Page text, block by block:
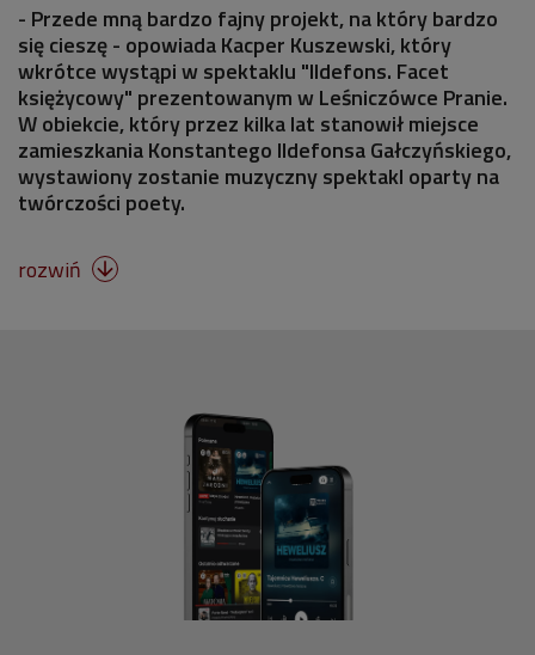
- Przede mną bardzo fajny projekt, na który bardzo
się cieszę - opowiada Kacper Kuszewski, który
wkrótce wystąpi w spektaklu "Ildefons. Facet
księżycowy" prezentowanym w Leśniczówce Pranie.
W obiekcie, który przez kilka lat stanowił miejsce
zamieszkania Konstantego Ildefonsa Gałczyńskiego,
wystawiony zostanie muzyczny spektakl oparty na
twórczości poety.
rozwiń 